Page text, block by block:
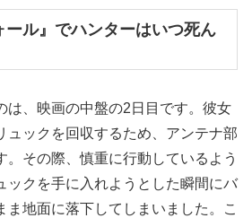
ル』でハンターはいつ死ん
は、映画の中盤の2日目です。彼女
ュックを回収するため、アンテナ部
。その際、慎重に行動しているよう
ックを手に入れようとした瞬間にバ
ま地面に落下してしまいました。こ